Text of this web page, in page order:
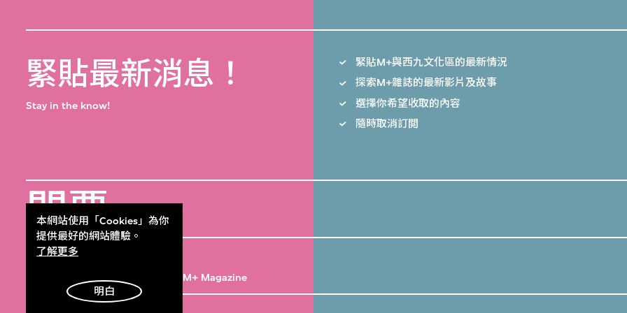
本網站使用「Cookies」為你
提供最好的網站體驗。
了解更多
明白
緊貼最新消息！
Stay in the know!
緊貼M+與西九文化區的最新情況
探索M+雜誌的最新影片及故事
選擇你希望收取的內容
隨時取消訂閲
門票 Get Tickets
M+雜誌 M+ Magazine